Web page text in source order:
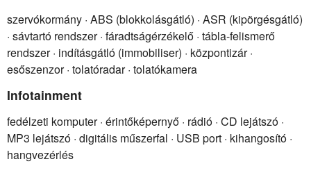
szervókormány · ABS (blokkolásgátló) · ASR (kipörgésgátló)
· sávtartó rendszer · fáradtságérzékelő · tábla-felismerő
rendszer · indításgátló (immobiliser) · központizár ·
esőszenzor · tolatóradar · tolatókamera
Infotainment
fedélzeti komputer · érintőképernyő · rádió · CD lejátszó ·
MP3 lejátszó · digitális műszerfal · USB port · kihangosító ·
hangvezérlés